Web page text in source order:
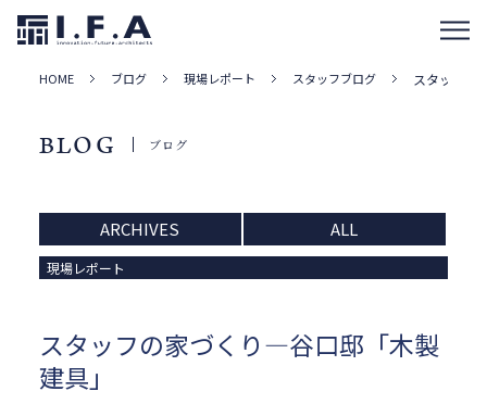
HOME ブログ 現場レポート スタッフブログ スタッフの
BLOG ブログ
ARCHIVES ALL
現場レポート
スタッフの家づくり―谷口邸「木製
建具」